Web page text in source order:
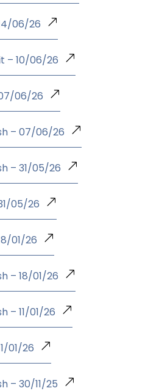
06/26
– 10/06/26
07/06/26
– 07/06/26
– 31/05/26
05/26
01/26
– 18/01/26
– 11/01/26
01/26
– 30/11/25